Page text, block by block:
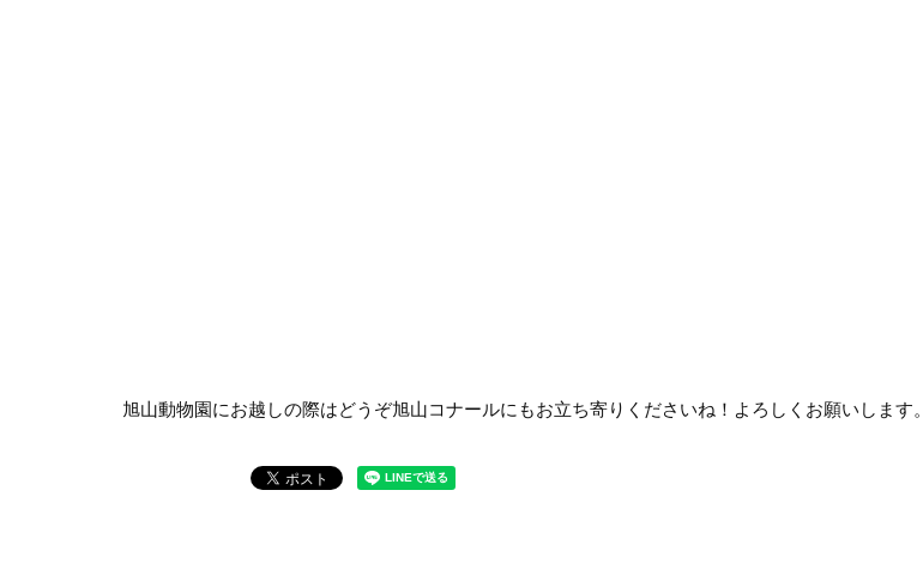
旭山動物園にお越しの際はどうぞ旭山コナールにもお立ち寄りくださいね！よろしくお願いします。